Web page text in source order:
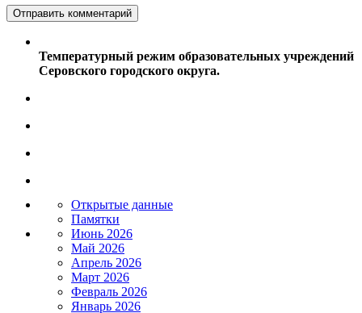
Температурный режим образовательных учреждений
Серовского городского округа.
Открытые данные
Памятки
Июнь 2026
Май 2026
Апрель 2026
Март 2026
Февраль 2026
Январь 2026